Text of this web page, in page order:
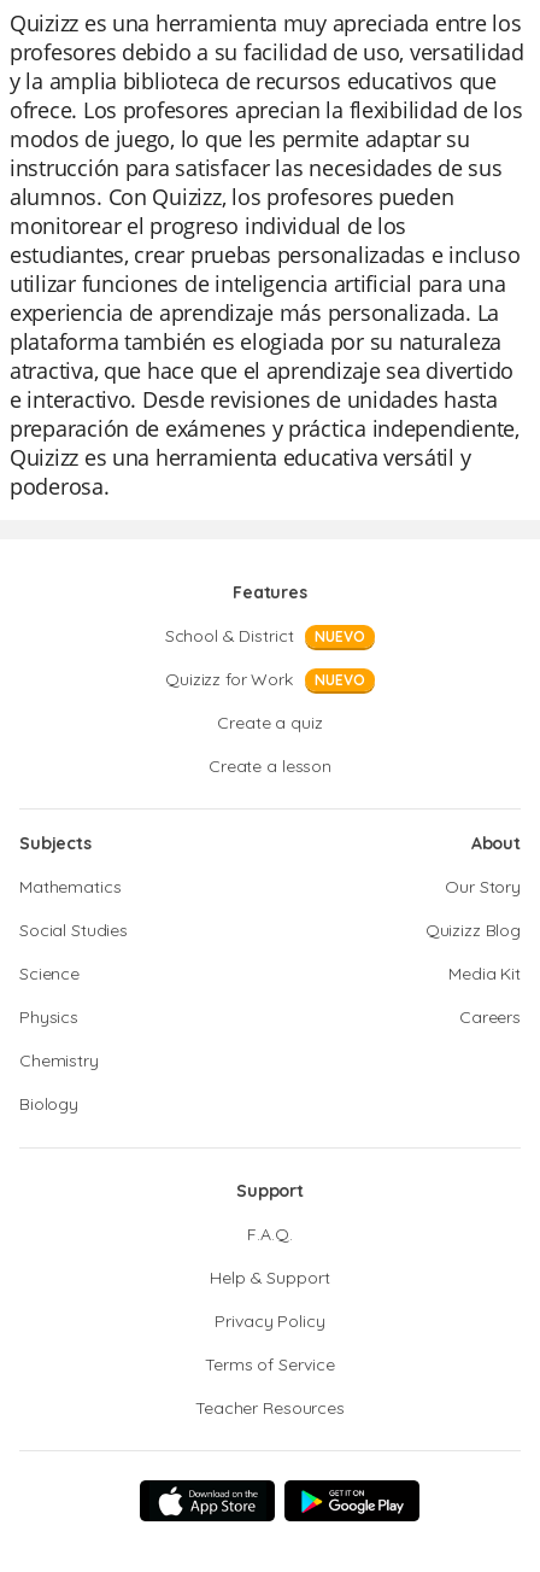
Quizizz es una herramienta muy apreciada entre los
profesores debido a su facilidad de uso, versatilidad
y la amplia biblioteca de recursos educativos que
ofrece. Los profesores aprecian la flexibilidad de los
modos de juego, lo que les permite adaptar su
instrucción para satisfacer las necesidades de sus
alumnos. Con Quizizz, los profesores pueden
monitorear el progreso individual de los
estudiantes, crear pruebas personalizadas e incluso
utilizar funciones de inteligencia artificial para una
experiencia de aprendizaje más personalizada. La
plataforma también es elogiada por su naturaleza
atractiva, que hace que el aprendizaje sea divertido
e interactivo. Desde revisiones de unidades hasta
preparación de exámenes y práctica independiente,
Quizizz es una herramienta educativa versátil y
poderosa.
Features
School & District
NUEVO
Quizizz for Work NUEVO
Create a quiz
Create a lesson
Subjects
Mathematics
Social Studies
Science
Physics
Chemistry
Biology
About
Our Story
Quizizz Blog
Media Kit
Careers
Support
F.A.Q.
Help & Support
Privacy Policy
Terms of Service
Teacher Resources